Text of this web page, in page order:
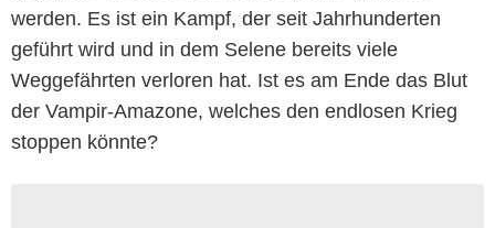
werden. Es ist ein Kampf, der seit Jahrhunderten
geführt wird und in dem Selene bereits viele
Weggefährten verloren hat. Ist es am Ende das Blut
der Vampir-Amazone, welches den endlosen Krieg
stoppen könnte?